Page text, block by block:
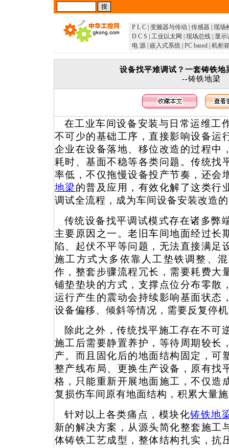
P L C 变频器与传动 传感器 现场
D C S
工业以太网 现场总线
显示
电 源 嵌入式系统 PC based 机柜
设备找平难调试？一套铸铁地
--铸铁地梁
在工业车间设备安装与日常运维工
不可少的基础工序，直接影响设备运
企业在设备落地、移位改造的过程中
耗时、基面不稳等各类问题。传统找
率低，不仅拖慢设备投产节奏，还会
地梁的普及应用，有效化解了这类行
调试全流程，成为车间设备安装改造
传统设备找平调试模式存在诸多弊
主要原因之一。老旧车间地面经过长
陷、起伏不平等问题，无法直接满足
施工方式大多依靠人工垫铁调整、
作，整套步骤流程冗长，需要耗费大
铺垫垫块的方式，支撑点位分布零散
运行产生的震动会持续影响基面状态
设备偏移、倾斜等情况，需要反复停
除此之外，传统找平施工存在不可
施工后需要静置养护，等待周期较长
产。而且固化后的地面结构固定，可
整产线布局、更换生产设备，原有找
格，只能重新开展地面施工，不仅造
复损伤车间原有地面结构，积累大量
针对以上各类痛点，模块化铸铁地
新的解决方案，从源头简化整套施工
体铸铁工艺成型，整体结构扎实，抗